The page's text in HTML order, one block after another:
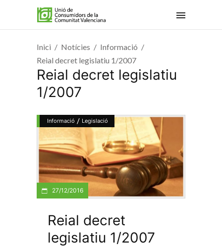
Inici Notícies
Informació
Reial decret legislatiu 1/2007
Reial decret legislatiu
1/2007
Informació / Legislació
27/12/2016
Reial decret
legislatiu 1/2007